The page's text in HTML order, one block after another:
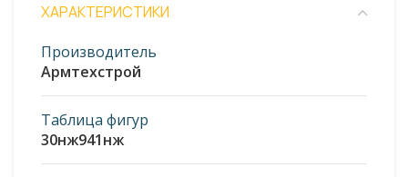
ХАРАКТЕРИСТИКИ
Производитель
Армтехстрой
Таблица фигур
30нж941нж